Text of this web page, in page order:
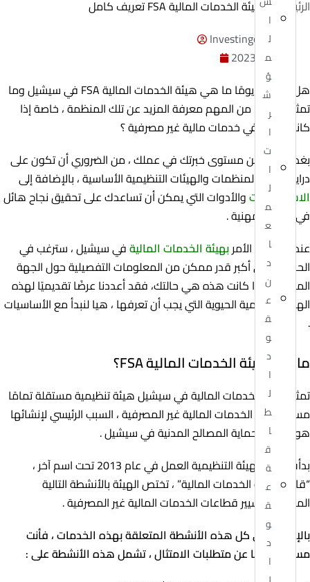
ا
ل
م
ؤ
ش
ر
ا
ت
ا
ل
م
ع
ا
د
ن
ع
ق
و
د
ا
ل
ط
ا
ق
ة
ع
ق
و
د
ا
الرئيسية »هيئة الخدمات المالية FSA تعريف كامل
Investingor Admin
هل تساءلت يومًا ما هي هيئة الخدمات المالية FSA في سيشيل وما
تمثله ؟ لماذا من المهم معرفة المزيد عن تلك المنظمة ، خاصة إذا
كانت تعمل في خدمات مالية غير مصرفية ؟
بغض النظر عن مستوى خبرتك في عملك ، من الضروري أن تكون على
دراية بجميع المنظمات والهيئات التنظيمية الأساسية ، بالإضافة إلى
الاستراتيجياتوالأدوات التي يمكن أن تساعدك على تحقيق نجاح هائل
في حياتك المهنية .
عندما يتعلق الأمربهيئة الخدمات الماليةفي سيشيل ، سترغب في
الحصول على أكبر قدر ممكن من المعلومات التفصيلية حول الجهة
المنظمة ، إذا كانت هذه هي حالتك، فقد أعددنا عرضًا تقديميًا لهذه
الهيئة التنظيمية الحيوية التي يجب أن تعرفها ، هيا لنبدأ مع الأساسيات
.
ما هي هيئة الخدمات المالية FSA؟
تمثل هيئة الخدمات المالية في سيشيل هيئة تنظيمية مستقلة تمامًا
مسؤولة عن الخدمات المالية غير المصرفية ، السبب الرئيسي لإنشائها
هو تنظيم وحماية المصالح المدنية في سيشيل .
بدأت هذه الهيئة التنظيمية العمل في عام 2013 تحت اسم آخر ،
“قانون هيئة الخدمات المالية” ، تختص الهيئة بالأنشطة التالية
المتعلقة بتسيير قطاعات الخدمات المالية غير المصرفية .
بالإضافة إلى كل هذه الأنشطة المتعلقة بهذه الخدمات ، فأنت
مسؤول أيضًا عن متطلبات الامتثال ، تشمل هذه الأنشطة على :